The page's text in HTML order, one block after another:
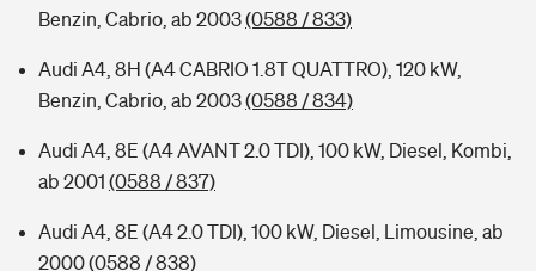
Benzin, Cabrio, ab 2003(0588 / 833)
Audi A4, 8H (A4 CABRIO 1.8T QUATTRO), 120 kW,
Benzin, Cabrio, ab 2003(0588 / 834)
Audi A4, 8E (A4 AVANT 2.0 TDI), 100 kW, Diesel, Kombi,
ab 2001 (0588 / 837)
Audi A4, 8E (A4 2.0 TDI), 100 kW, Diesel, Limousine, ab
2000(0588 / 838)